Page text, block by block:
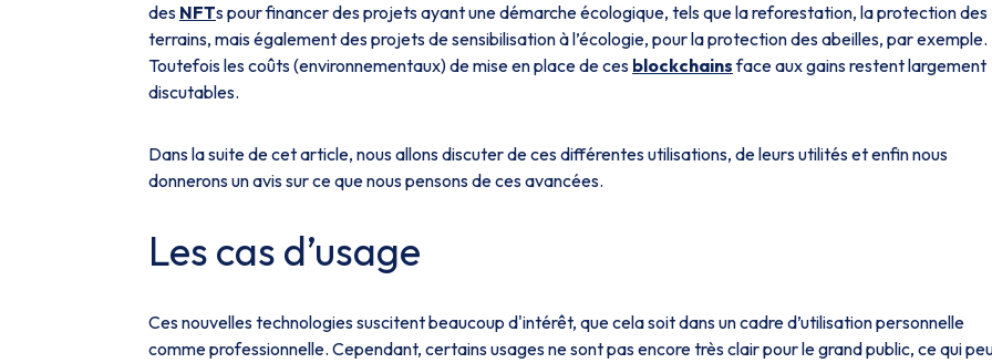
des NFTs pour financer des projets ayant une démarche écologique, tels que la reforestation, la protection des
terrains, mais également des projets de sensibilisation à l’écologie, pour la protection des abeilles, par exemple.
Toutefois les coûts (environnementaux) de mise en place de ces blockchainsface aux gains restent largement
discutables.
Dans la suite de cet article, nous allons discuter de ces différentes utilisations, de leurs utilités et enfin nous
donnerons un avis sur ce que nous pensons de ces avancées.
Les cas d’usage
Ces nouvelles technologies suscitent beaucoup d'intérêt, que cela soit dans un cadre d’utilisation personnelle
comme professionnelle. Cependant, certains usages ne sont pas encore très clair pour le grand public, ce qui